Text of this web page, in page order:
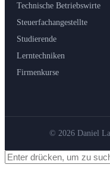
Technische Betriebswirte
Steuerfachangestellte
Studierende
Lerntechniken
Firmenkurse
© 2026 Daniel